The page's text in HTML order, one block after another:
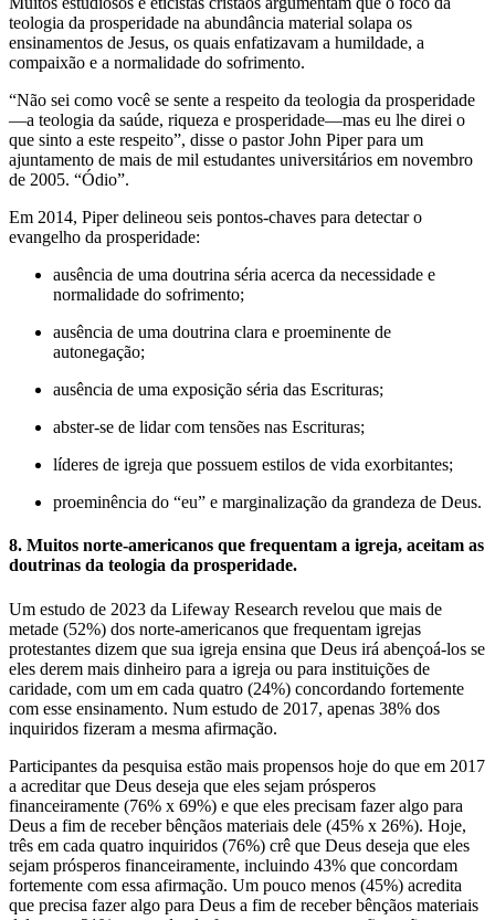
teologia da prosperidade na abundância material solapa os
ensinamentos de Jesus, os quais enfatizavam a humildade, a
compaixão e a normalidade do sofrimento.
“Não sei como você se sente a respeito da teologia da prosperidade
—a teologia da saúde, riqueza e prosperidade—mas eu lhe direi o
que sinto a este respeito”, disse o pastor John Piper para um
ajuntamento de mais de mil estudantes universitários em novembro
de 2005. “Ódio”.
Em 2014, Piper delineou seis pontos-chaves para detectar o
evangelho da prosperidade:
ausência de uma doutrina séria acerca da necessidade e
normalidade do sofrimento;
ausência de uma doutrina clara e proeminente de
autonegação;
ausência de uma exposição séria das Escrituras;
abster-se de lidar com tensões nas Escrituras;
líderes de igreja que possuem estilos de vida exorbitantes;
proeminência do “eu” e marginalização da grandeza de Deus.
8. Muitos norte-americanos que frequentam a igreja, aceitam as
doutrinas da teologia da prosperidade.
Um estudo de 2023 da Lifeway Research revelou que mais de
metade (52%) dos norte-americanos que frequentam igrejas
protestantes dizem que sua igreja ensina que Deus irá abençoá-los se
eles derem mais dinheiro para a igreja ou para instituições de
caridade, com um em cada quatro (24%) concordando fortemente
com esse ensinamento. Num estudo de 2017, apenas 38% dos
inquiridos fizeram a mesma afirmação.
Participantes da pesquisa estão mais propensos hoje do que em 2017
a acreditar que Deus deseja que eles sejam prósperos
financeiramente (76% x 69%) e que eles precisam fazer algo para
Deus a fim de receber bênçãos materiais dele (45% x 26%). Hoje,
três em cada quatro inquiridos (76%) crê que Deus deseja que eles
sejam prósperos financeiramente, incluindo 43% que concordam
fortemente com essa afirmação. Um pouco menos (45%) acredita
que precisa fazer algo para Deus a fim de receber bênçãos materiais